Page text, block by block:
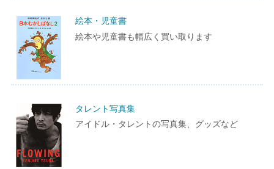
絵本・児童書
絵本や児童書も幅広く買い取ります
タレント写真集
アイドル・タレントの写真集、グッズなど